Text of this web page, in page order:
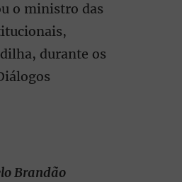
o ministro das
durante os
Brandão